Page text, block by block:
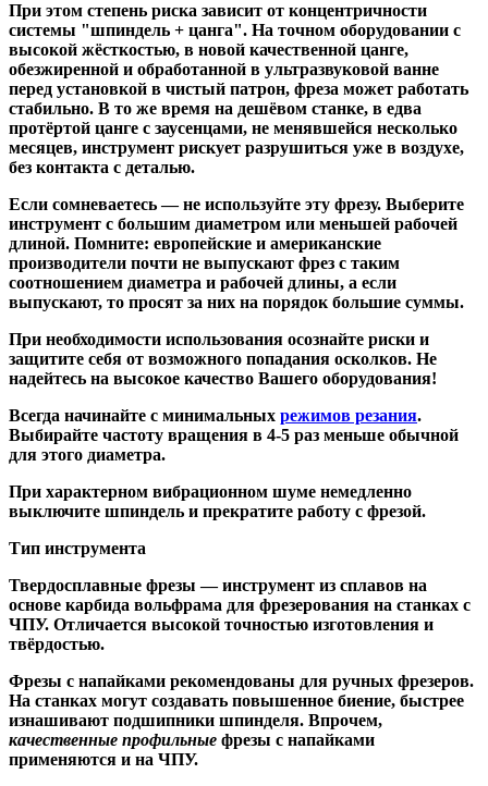
При этом степень риска зависит от концентричности
системы "шпиндель + цанга". На точном оборудовании с
высокой жёсткостью, в новой качественной цанге,
обезжиренной и обработанной в ультразвуковой ванне
перед установкой в чистый патрон, фреза может работать
стабильно. В то же время на дешёвом станке, в едва
протёртой цанге с заусенцами, не менявшейся несколько
месяцев, инструмент рискует разрушиться уже в воздухе,
без контакта с деталью.
Если сомневаетесь — не используйте эту фрезу. Выберите
инструмент с большим диаметром или меньшей рабочей
длиной. Помните: европейские и американские
производители почти не выпускают фрез с таким
соотношением диаметра и рабочей длины, а если
выпускают, то просят за них на порядок большие суммы.
При необходимости использования осознайте риски и
защитите себя от возможного попадания осколков. Не
надейтесь на высокое качество Вашего оборудования!
Всегда начинайте с минимальных режимов резания.
Выбирайте частоту вращения в 4-5 раз меньше обычной
для этого диаметра.
При характерном вибрационном шуме немедленно
выключите шпиндель и прекратите работу с фрезой.
Тип инструмента
Твердосплавные фрезы — инструмент из сплавов на
основе карбида вольфрама для фрезерования на станках с
ЧПУ. Отличается высокой точностью изготовления и
твёрдостью.
Фрезы с напайками рекомендованы для ручных фрезеров.
На станках могут создавать повышенное биение, быстрее
изнашивают подшипники шпинделя. Впрочем,
качественные профильные фрезы с напайками
применяются и на ЧПУ.